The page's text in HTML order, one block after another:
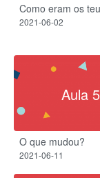
Como eram os
2021-06-02
Aula
O que mudou?
2021-06-11